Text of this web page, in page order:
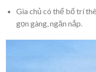
Gia chủ có thể bố trí
gọn gàng, ngăn nắp.